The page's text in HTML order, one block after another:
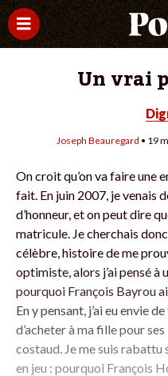
Un vrai
Joseph Beauregard • 19
On croit qu’on va faire une
fait. En juin 2007, je venais
d’honneur, et on peut dire
matricule. Je cherchais
célèbre, histoire de me
optimiste, alors j’ai pensé à
pourquoi François Bayrou
En y pensant, j’ai eu envie
d’acheter à ma fille pour
costaud. Je me suis rabattu
en jeu : pourquoi François